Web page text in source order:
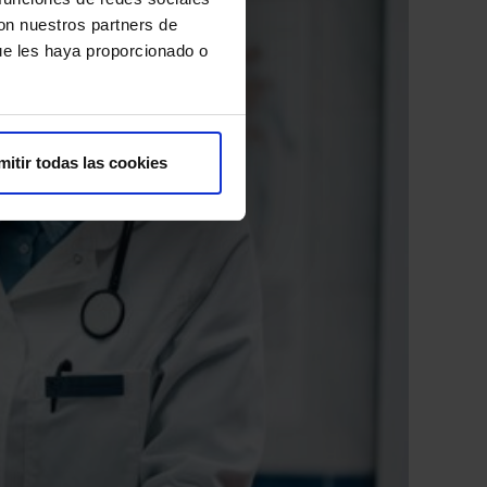
nuestros partners de
les haya proporcionado o
todas las cookies